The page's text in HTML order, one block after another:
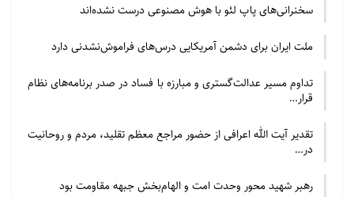
سخنرانی‌های پاپ لئو با هوش مصنوعی درست نشده‌اند
واقعیت این است که بسیاری از این اقدامات در حال حاضر
در ادلب و حتی در مناطقی از شمال سوریه که تحت کنترل
«ارتش ملی» (الجيش الوطني، شبه‌نظامیان وابسته به
آنکارا) است در حال اجراست. برای مثال، ماه گذشته شاهد
سخنرانی‌های پاپ لئو با هوش مصنوعی درست نشده‌اند
ملت ایران برای دشمن آمریکایی درس‌های فراموش‌نشدنی دارد
تداوم مسیر عدالت‌گستری و مبارزه با فساد در صدر برنامه‌های نظام
قرار…
تقدیر آیت الله اعرافی از حضور مراجع معظم تقلید، مردم و روحانیت
در…
رهبر شهید محور وحدت امت و الهام‌بخش جبهه مقاومت بود